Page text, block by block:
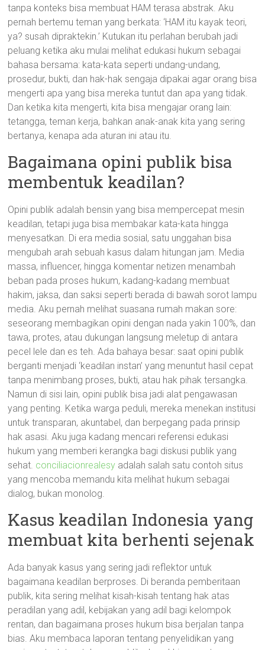
tanpa konteks bisa membuat HAM terasa abstrak. Aku
pernah bertemu teman yang berkata: ‘HAM itu kayak teori,
ya? susah dipraktekin.’ Kutukan itu perlahan berubah jadi
peluang ketika aku mulai melihat edukasi hukum sebagai
bahasa bersama: kata-kata seperti undang-undang,
prosedur, bukti, dan hak-hak sengaja dipakai agar orang bisa
mengerti apa yang bisa mereka tuntut dan apa yang tidak.
Dan ketika kita mengerti, kita bisa mengajar orang lain:
tetangga, teman kerja, bahkan anak-anak kita yang sering
bertanya, kenapa ada aturan ini atau itu.
Bagaimana opini publik bisa
membentuk keadilan?
Opini publik adalah bensin yang bisa mempercepat mesin
keadilan, tetapi juga bisa membakar kata-kata hingga
menyesatkan. Di era media sosial, satu unggahan bisa
mengubah arah sebuah kasus dalam hitungan jam. Media
massa, influencer, hingga komentar netizen menambah
beban pada proses hukum, kadang-kadang membuat
hakim, jaksa, dan saksi seperti berada di bawah sorot lampu
media. Aku pernah melihat suasana rumah makan sore:
seseorang membagikan opini dengan nada yakin 100%, dan
tawa, protes, atau dukungan langsung meletup di antara
pecel lele dan es teh. Ada bahaya besar: saat opini publik
berganti menjadi ‘keadilan instan’ yang menuntut hasil cepat
tanpa menimbang proses, bukti, atau hak pihak tersangka.
Namun di sisi lain, opini publik bisa jadi alat pengawasan
yang penting. Ketika warga peduli, mereka menekan institusi
untuk transparan, akuntabel, dan berpegang pada prinsip
hak asasi. Aku juga kadang mencari referensi edukasi
hukum yang memberi kerangka bagi diskusi publik yang
sehat. conciliacionrealesy adalah salah satu contoh situs
yang mencoba memandu kita melihat hukum sebagai
dialog, bukan monolog.
Kasus keadilan Indonesia yang
membuat kita berhenti sejenak
Ada banyak kasus yang sering jadi reflektor untuk
bagaimana keadilan berproses. Di beranda pemberitaan
publik, kita sering melihat kisah-kisah tentang hak atas
peradilan yang adil, kebijakan yang adil bagi kelompok
rentan, dan bagaimana proses hukum bisa berjalan tanpa
bias. Aku membaca laporan tentang penyelidikan yang